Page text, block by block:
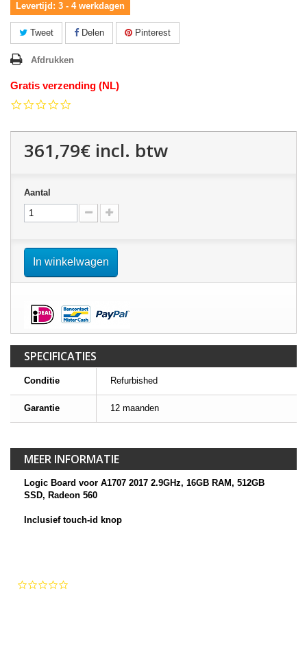
Levertijd: 3 - 4 werkdagen
Tweet Delen Pinterest
Afdrukken
Gratis verzending (NL)
361,79€ incl. btw
Aantal
In winkelwagen
SPECIFICATIES
Conditie Refurbished
Garantie 12 maanden
MEER INFORMATIE
Logic Board voor A1707 2017 2.9GHz, 16GB RAM, 512GB
SSD, Radeon 560
Inclusief touch-id knop